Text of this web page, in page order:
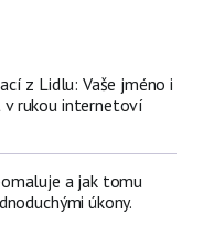
z Lidlu: Vaše jméno i
rukou internetoví
a jak tomu
úkony.